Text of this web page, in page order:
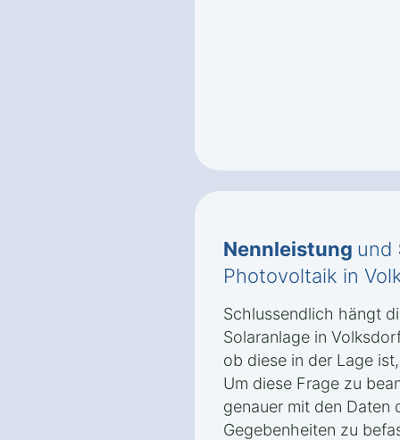
Nennleistung und
Photovoltaik in
Schlussendlich hängt
Solaranlage in
ob diese in der Lage
Um diese Frage zu
genauer mit den Daten
Gegebenheiten zu